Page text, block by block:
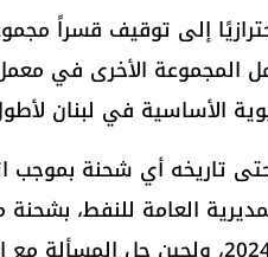
إلى توقيف قسراً
المجموعة الأخرى في
الأساسية في لبنان
أي شحنة بموجب
العامة للنفط،